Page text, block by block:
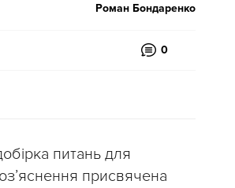
Роман Бондаренко
0
питань для
присвячена